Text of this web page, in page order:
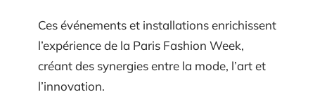
Ces événements et installations enrichissent
l’expérience de la Paris Fashion Week,
créant des synergies entre la mode, l’art et
l’innovation.